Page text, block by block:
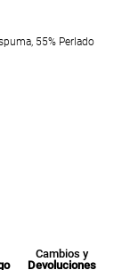
55% Perlado
Cambios y
Devoluciones